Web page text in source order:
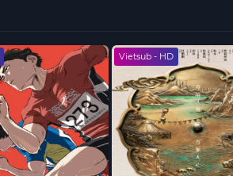
Vietsub - HD